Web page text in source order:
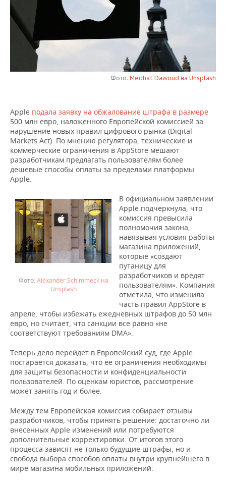
НЕФТЕХИМИЯ
НЕФТЬ
ЭНЕРГЕТИКА
РОЗНИЧНАЯ ТОРГОВЛЯ
ТРАНСПОРТ
УСЛУГИ
НОВОСТИ ТЕХНОЛОГИЙ
МЕДИА
МЕРОПРИЯТИЯ
НОВОСТИ МЕРОПРИЯТИЙ
ВЫЕЗДНАЯ РЕДАКЦИЯ
ONLINE-КОНФЕРЕНЦИИ
ОТКРЫТАЯ ЛЕКЦИЯ
СПОРТ
НОВОСТИ СПОРТА
ХОККЕЙ
БАСКЕТБОЛ
ВОЛЕЙБОЛ
КИБЕРСПОРТ
ФИГУРНОЕ КАТАНИЕ
ВОДНЫЕ ВИДЫ СПОРТА
ХОККЕЙ С МЯЧОМ
ОБЩЕСТВО
ВЛАСТЬ
ИНФРАСТРУКТУРА
ИСТОРИЯ
КУЛЬТУРА
МЕДИЦИНА
ОБРАЗОВАНИЕ
ПРОИСШЕСТВИЯ
СЮЖЕТЫ
СПРАВОЧНИК
СПИСОК ПЕРСОН
СПИСОК КОМПАНИЙ
ПОЛНАЯ ВЕРСИЯ
Фото: Medhat Dawoud на Unsplash
Apple подала заявку на обжалование штрафа в размере
500 млн евро, наложенного Европейской комиссией за
нарушение новых правил цифрового рынка (Digital
Markets Act). По мнению регулятора, технические и
коммерческие ограничения в AppStore мешают
разработчикам предлагать пользователям более
дешевые способы оплаты за пределами платформы
Apple.
Alexander Schimmeck на
Unsplash
В официальном заявлении
Apple подчеркнула, что
комиссия превысила
полномочия закона,
навязывая условия работы
магазина приложений,
которые «создают
путаницу для
разработчиков и вредят
пользователям». Компания
отметила, что изменила
часть правил AppStore в
апреле, чтобы избежать ежедневных штрафов до 50 млн
евро, но считает, что санкции все равно «не
соответствуют требованиям DMA».
Теперь дело перейдет в Европейский суд, где Apple
постарается доказать, что ее ограничения необходимы
для защиты безопасности и конфиденциальности
пользователей. По оценкам юристов, рассмотрение
может занять год и более.
Между тем Европейская комиссия собирает отзывы
разработчиков, чтобы принять решение: достаточно ли
внесенных Apple изменений или потребуются
дополнительные корректировки. От итогов этого
процесса зависят не только будущие штрафы, но и
свобода выбора способов оплаты внутри крупнейшего в
мире магазина мобильных приложений.